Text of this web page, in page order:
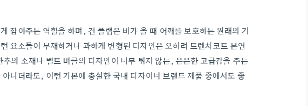
잡아주는 역할을 하며, 건 플랩은 비가 올 때 어깨를 보호하는 원래의 기
요소들이 부재하거나 과하게 변형된 디자인은 오히려 트렌치코트 본연
의 소재나 벨트 버클의 디자인이 너무 튀지 않는, 은은한 고급감을 주는
니더라도, 이런 기본에 충실한 국내 디자이너 브랜드 제품 중에서도 좋